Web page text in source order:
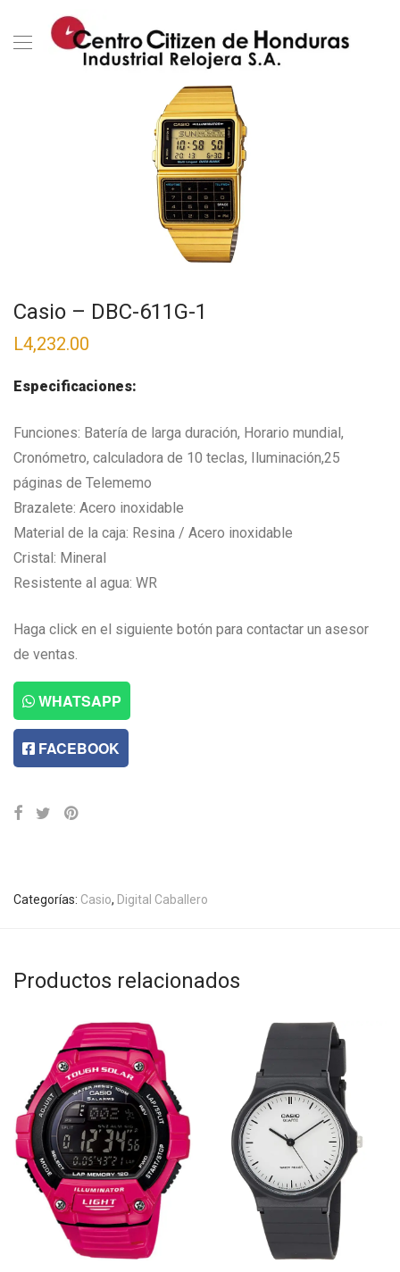
Casio – DBC-611G-1
L4,232.00
Especificaciones:
Funciones: Batería de larga duración, Horario mundial,
Cronómetro, calculadora de 10 teclas, Iluminación,25
páginas de Telememo
Brazalete: Acero inoxidable
Material de la caja: Resina / Acero inoxidable
Cristal: Mineral
Resistente al agua: WR
Haga click en el siguiente botón para contactar un asesor
de ventas.
WHATSAPP
FACEBOOK
Categorías: Casio, Digital Caballero
Productos relacionados